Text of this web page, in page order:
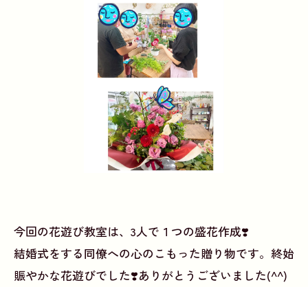
今回の花遊び教室は、3人で１つの盛花作成❣️
結婚式をする同僚への心のこもった贈り物です。終始
賑やかな花遊びでした❣️ありがとうございました(^^)